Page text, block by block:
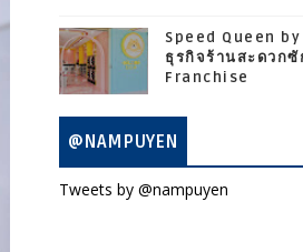
Speed Queen
ธุรกิจร้านสะดวก
Franchise
@NAMPUYEN
Tweets by @nampuyen